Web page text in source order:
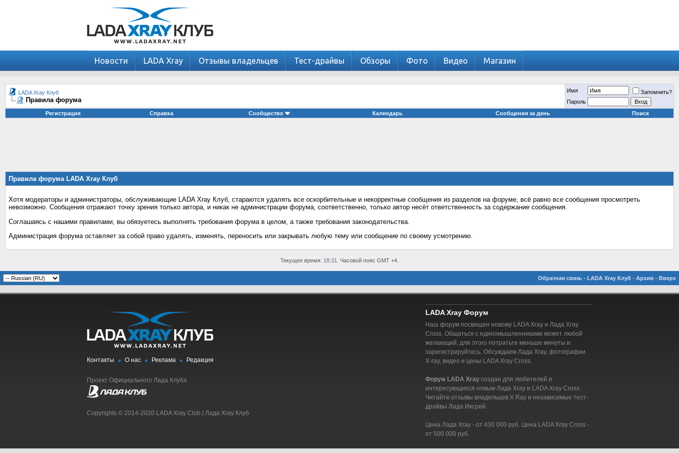
Новости LADA Xray Отзывы владельцев Тест-драйвы Обзоры Фото Видео Магазин
LADA Xray Клуб
Правила форума
Имя
Запомнить?
Пароль
Регистрация
Справка Сообщество Календарь Сообщения за день Поиск
Правила форума LADA Xray Клуб
Хотя модераторы и администраторы, обслуживающие LADA Xray Клуб, стараются удалять все оскорбительные и некорректные сообщения из разделов на форуме, всё равно все сообщения просмотреть
невозможно. Сообщения отражают точку зрения только автора, и никак не администрации форума, соответственно, только автор несёт ответственность за содержание сообщения.
Соглашаясь с нашими правилами, вы обязуетесь выполнять требования форума в целом, а также требования законодательства.
Администрация форума оставляет за собой право удалять, изменять, переносить или закрывать любую тему или сообщение по своему усмотрению.
Текущее время: 18:31 . Часовой пояс GMT +4.
Обратная связь - LADA Xray Клуб - Архив - Вверх
Контакты О нас Реклама Редакция
Проект Официального Лада Клуба
Copyrights © 2014-2020 LADA Xray Club | Лада Xray Клуб
LADA Xray Форум
Наш форум посвящен новому LADA Xray и Лада Xray
Cross. Общаться с единомышленниками может любой
желающий, для этого потратьте меньше минуты и
зарегистрируйтесь. Обсуждаем Лада Xray, фотографии
X-ray, видео и цены LADA Xray Cross.
Форум LADA Xray создан для любителей и
интересующихся новым Лада Xray и LADA Xray Cross.
Читайте отзывы владельцев X Ray и независимые тест-
драйвы Лада Иксрей.
Цена Лада Xray - от 430 000 руб. Цена LADA Xray Cross -
от 500 000 руб.